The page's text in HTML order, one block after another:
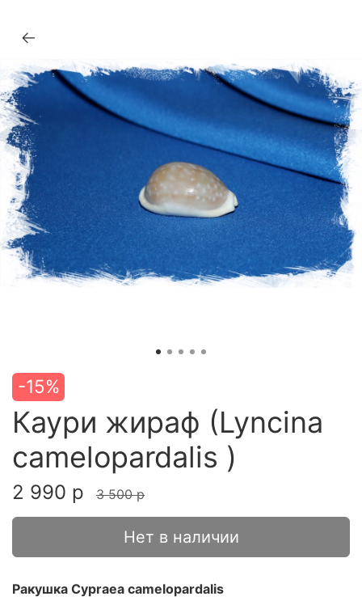
-15%
Каури жираф (Lyncina
camelopardalis )
2 990 р 3 500 р
Нет в наличии
Ракушка Cypraea camelopardalis